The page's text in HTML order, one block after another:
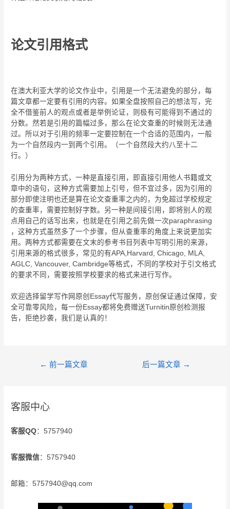
论文引用格式
在澳大利亚大学的论文作业中，引用是一个无法避免的部分，每
篇文章都一定要有引用的内容。如果全盘按照自己的想法写，完
全不借鉴前人的观点或者是举例论证，则极有可能得到不通过的
分数。然若是引用的篇幅过多，那么在论文查重的时候则无法通
过。所以对于引用的频率一定要控制在一个合适的范围内，一般
为一个自然段内一到两个引用。（一个自然段大约八至十二
行。）
引用分为两种方式，一种是直接引用，即直接引用他人书籍或文
章中的语句，这种方式需要加上引号，但不宜过多，因为引用的
部分即使注明也还是算在论文查重率之内的，为免超过学校规定
的查重率，需要控制好字数。另一种是间接引用，即将别人的观
点用自己的话写出来，也就是在引用之前先做一次paraphrasing
，这种方式虽然多了一个步骤，但从查重率的角度上来说更加实
用。两种方式都需要在文末的参考书目列表中写明引用的来源，
引用来源的格式很多，常见的有APA,Harvard, Chicago, MLA,
AGLC, Vancouver, Cambridge等格式，不同的学校对于引文格式
的要求不同，需要按照学校要求的格式来进行写作。
欢迎选择留学写作网原创Essay代写服务，原创保证通过保障，安
全可靠零风险，每一份Essay都将免费赠送Turnitin原创检测报
告，拒绝抄袭，我们是认真的！
← 前一篇文章 后一篇文章 →
客服中心
客服QQ：5757940
客服微信：5757940
邮箱：5757940@qq.com